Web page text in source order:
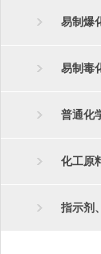
易制爆
易制毒
普通化
化工原
指示剂